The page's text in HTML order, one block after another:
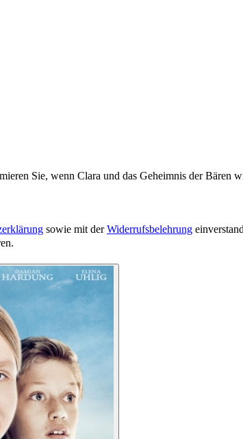
Sie, wenn Clara und das Geheimnis der Bären
sowie mit derWiderrufsbelehrung